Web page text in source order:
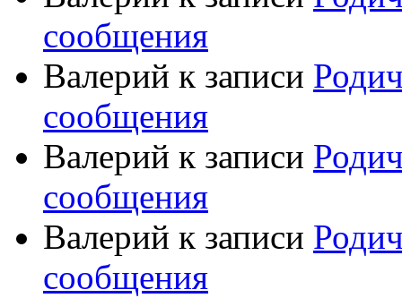
сообщения
Валерий к записи
сообщения
Валерий к записи
сообщения
Валерий к записи
сообщения